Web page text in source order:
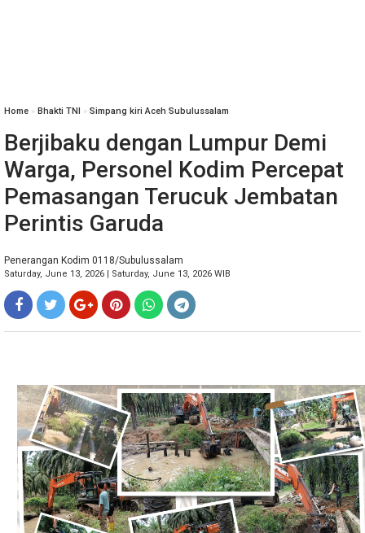
Home » Bhakti TNI » Simpang kiri Aceh Subulussalam
Berjibaku dengan Lumpur Demi
Warga, Personel Kodim Percepat
Pemasangan Terucuk Jembatan
Perintis Garuda
Penerangan Kodim 0118/Subulussalam
Saturday, June 13, 2026 | Saturday, June 13, 2026 WIB